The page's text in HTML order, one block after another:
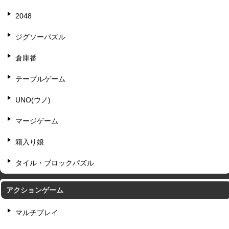
2048
ジグソーパズル
倉庫番
テーブルゲーム
UNO(ウノ)
マージゲーム
箱入り娘
タイル・ブロックパズル
アクションゲーム
マルチプレイ